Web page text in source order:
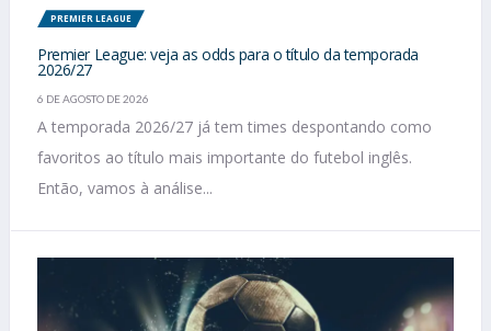
PREMIER LEAGUE
Premier League: veja as odds para o título da temporada
2026/27
6 DE AGOSTO DE 2026
A temporada 2026/27 já tem times despontando como
favoritos ao título mais importante do futebol inglês.
Então, vamos à análise...